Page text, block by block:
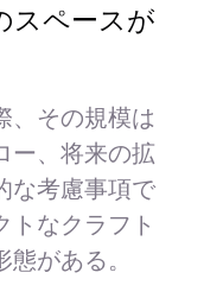
スペースが
、その規模は
ー、将来の拡
な考慮事項で
トなクラフト
がある。